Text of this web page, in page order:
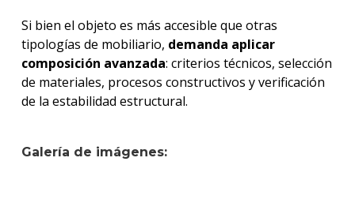
Si bien el objeto es más accesible que otras
tipologías de mobiliario, demanda aplicar
composición avanzada: criterios técnicos, selección
de materiales, procesos constructivos y verificación
de la estabilidad estructural.
Galería de imágenes: